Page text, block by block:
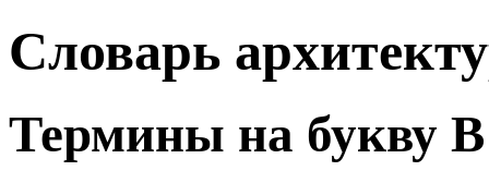
Словарь
Термины на букву В